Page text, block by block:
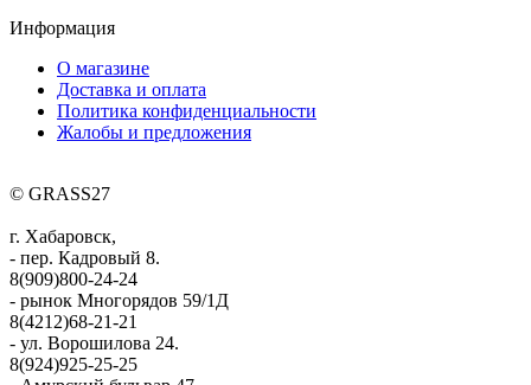
Информация
О магазине
Доставка и оплата
Политика конфиденциальности
Жалобы и предложения
© GRASS27
г. Хабаровск,
- пер. Кадровый 8.
8(909)800-24-24
- рынок Многорядов 59/1Д
8(4212)68-21-21
- ул. Ворошилова 24.
8(924)925-25-25